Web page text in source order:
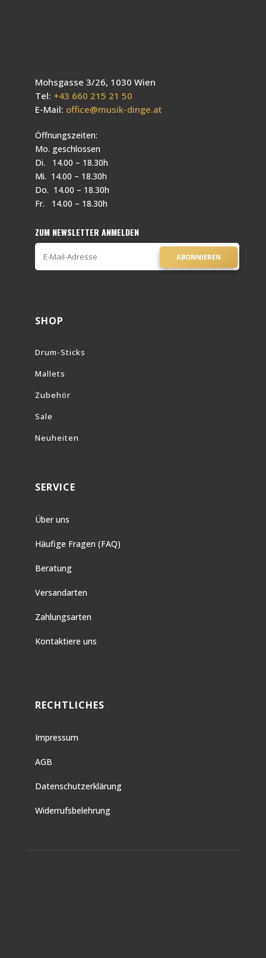
Mohsgasse 3/26, 1030 Wien
Tel: +43 660 215 21 50
E-Mail: office@musik-dinge.at
Öffnungszeiten:
Mo. geschlossen
Di. 14.00 – 18.30h
Mi. 14.00 – 18.30h
Do. 14.00 – 18.30h
Fr. 14.00 – 18.30h
ZUM NEWSLETTER ANMELDEN
ABONNIEREN
SHOP
Drum-Sticks
Mallets
Zubehör
Sale
Neuheiten
SERVICE
Über uns
Häufige Fragen (FAQ)
Beratung
Versandarten
Zahlungsarten
Kontaktiere uns
RECHTLICHES
Impressum
AGB
Datenschutzerklärung
Widerrufsbelehrung